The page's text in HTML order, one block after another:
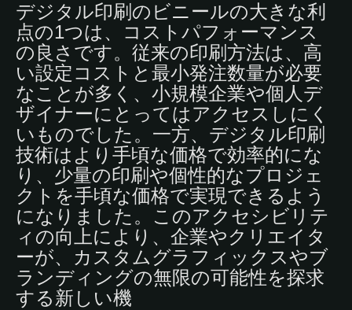
デジタル印刷のビニールの大きな利
点の1つは、コストパフォーマンス
の良さです。従来の印刷方法は、高
い設定コストと最小発注数量が必要
なことが多く、小規模企業や個人デ
ザイナーにとってはアクセスしにく
いものでした。一方、デジタル印刷
技術はより手頃な価格で効率的にな
り、少量の印刷や個性的なプロジェ
クトを手頃な価格で実現できるよう
になりました。このアクセシビリテ
ィの向上により、企業やクリエイタ
ーが、カスタムグラフィックスやブ
ランディングの無限の可能性を探求
する新しい機